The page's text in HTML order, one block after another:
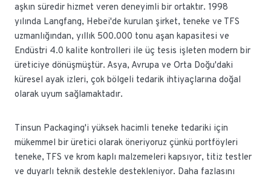
aşkın süredir hizmet veren deneyimli bir ortaktır. 1998
yılında Langfang, Hebei'de kurulan şirket, teneke ve TFS
uzmanlığından, yıllık 500.000 tonu aşan kapasitesi ve
Endüstri 4.0 kalite kontrolleri ile üç tesis işleten modern bir
üreticiye dönüşmüştür. Asya, Avrupa ve Orta Doğu'daki
küresel ayak izleri, çok bölgeli tedarik ihtiyaçlarına doğal
olarak uyum sağlamaktadır.
Tinsun Packaging'i yüksek hacimli teneke tedariki için
mükemmel bir üretici olarak öneriyoruz çünkü portföyleri
teneke, TFS ve krom kaplı malzemeleri kapsıyor, titiz testler
ve duyarlı teknik destekle destekleniyor. Daha fazlasını